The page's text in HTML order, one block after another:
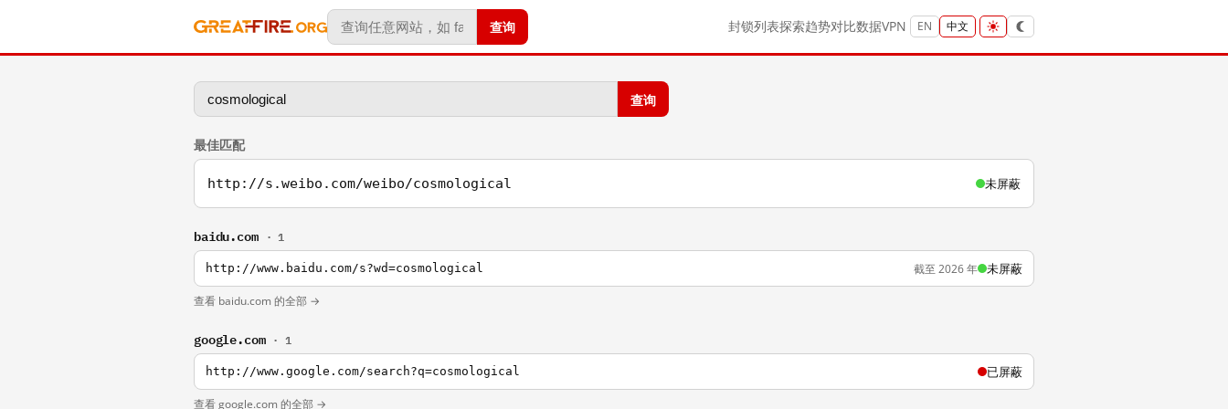
查询 封锁列表探索趋势对比数据VPN EN 中文
查询
最佳匹配
http://s.weibo.com/weibo/cosmological 未屏蔽
baidu.com · 1
http://www.baidu.com/s?wd=cosmological 截至 2026 年 未屏蔽
查看 baidu.com 的全部 →
google.com · 1
http://www.google.com/search?q=cosmological 已屏蔽
查看 google.com 的全部 →